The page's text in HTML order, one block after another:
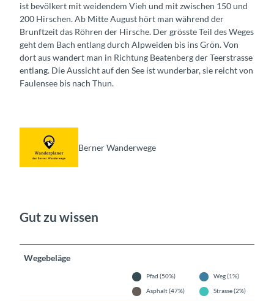
ist bevölkert mit weidendem Vieh und mit zwischen 150 und
200 Hirschen. Ab Mitte August hört man während der
Brunftzeit das Röhren der Hirsche. Der grösste Teil des Weges
geht dem Bach entlang durch Alpweiden bis ins Grön. Von
dort aus wandert man in Richtung Beatenberg der Teerstrasse
entlang. Die Aussicht auf den See ist wunderbar, sie reicht von
Faulensee bis nach Thun.
Berner Wanderwege
Gut zu wissen
Wegebeläge
Pfad (50%)
Weg (1%)
Asphalt (47%)
Strasse (2%)